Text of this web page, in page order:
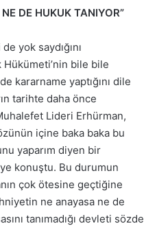
DE HUKUK TANIYOR”
yok saydığını
Hükümeti’nin bile bile
kararname yaptığını dile
tarihte daha önce
Lideri Erhürman,
içine baka baka bu
yaparım diyen bir
konuştu. Bu durumun
çok ötesine geçtiğine
ne anayasa ne de
tanımadığı devleti sözde